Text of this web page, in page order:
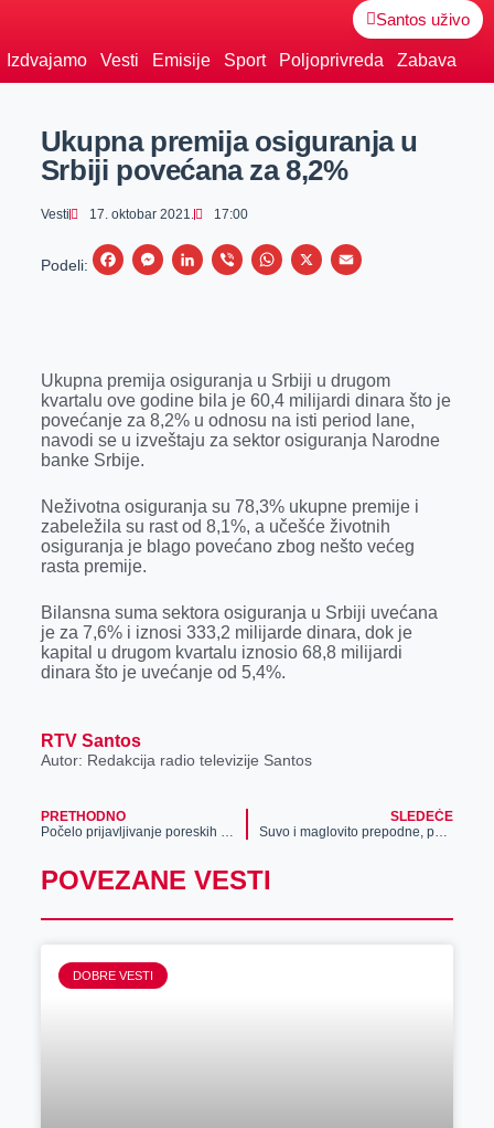
Santos uživo
Izdvajamo Vesti Emisije Sport Poljoprivreda Zabava
Ukupna premija osiguranja u
Srbiji povećana za 8,2%
Vesti 17. oktobar 2021. 17:00
Podeli:
F
b
o
o
k
M
e
n
g
r
L
e
d
I
V
r
W
s
A
p
X
E
l
Ukupna premija osiguranja u Srbiji u drugom
kvartalu ove godine bila je 60,4 milijardi dinara što je
povećanje za 8,2% u odnosu na isti period lane,
navodi se u izveštaju za sektor osiguranja Narodne
banke Srbije.
Neživotna osiguranja su 78,3% ukupne premije i
zabeležila su rast od 8,1%, a učešće životnih
osiguranja je blago povećano zbog nešto većeg
rasta premije.
Bilansna suma sektora osiguranja u Srbiji uvećana
je za 7,6% i iznosi 333,2 milijarde dinara, dok je
kapital u drugom kvartalu iznosio 68,8 milijardi
dinara što je uvećanje od 5,4%.
RTV Santos
Autor: Redakcija radio televizije Santos
PRETHODNO
Počelo prijavljivanje poreskih obveznika za subvencije države za prelazak na novi model fiskalizacije
SLEDEĆE
Suvo i maglovito prepodne, ponegde sa mrazom
POVEZANE VESTI
DOBRE VESTI